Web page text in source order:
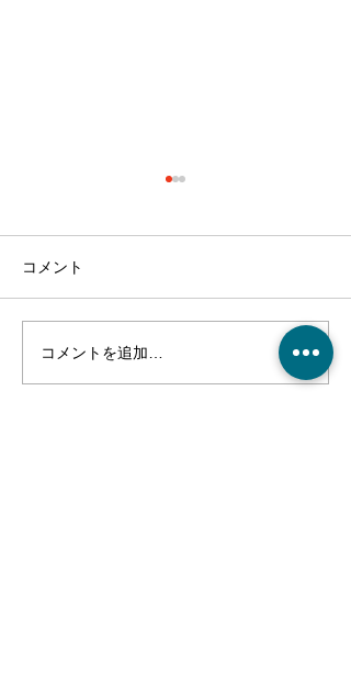
最近のブーム〜小規模多
機能ホーム麻姑の小町伊
コメント
コメントを追加…